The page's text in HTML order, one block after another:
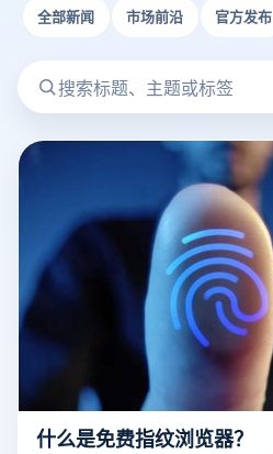
全部新闻 市场前沿 官方发布
什么是免费指纹浏览器？